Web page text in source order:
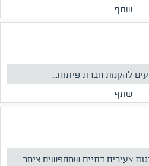
שתף
להקמת חברת פיתוח...
שתף
צעירים דתיים שמחפשים צימר